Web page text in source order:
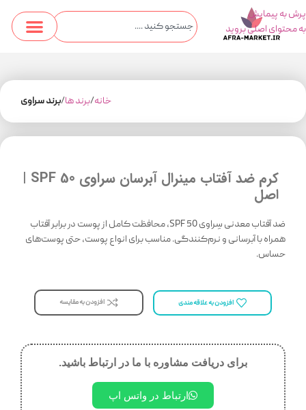
پرش به پیمایش
به محتوای اصلی بروید
خانه برند ها برند سراوی
کرم ضد آفتاب مینرال آبرسان سراوی SPF 50 |
اصل
​​​​ضد آفتاب معدنی سِراوی SPF 50، محافظت کامل از پوست در برابر آفتاب
همراه با آبرسانی و نرم‌کنندگی. مناسب برای انواع پوست، حتی پوست‌های
حساس.
افزودن به علاقه مندی افزودن به مقایسه
برای دریافت مشاوره با ما در ارتباط باشید.
ارتباط در واتس اپ